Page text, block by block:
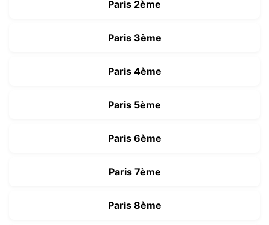
Paris 2ème
Paris 3ème
Paris 4ème
Paris 5ème
Paris 6ème
Paris 7ème
Paris 8ème